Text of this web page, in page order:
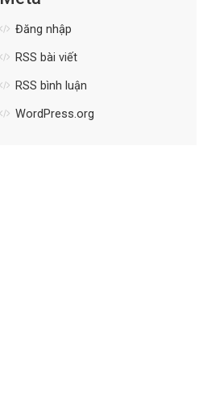
Đăng nhập
RSS bài viết
RSS bình luận
WordPress.org